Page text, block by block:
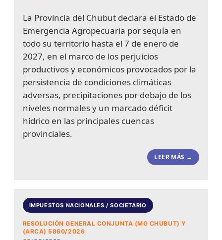
La Provincia del Chubut declara el Estado de
Emergencia Agropecuaria por sequía en
todo su territorio hasta el 7 de enero de
2027, en el marco de los perjuicios
productivos y económicos provocados por la
persistencia de condiciones climáticas
adversas, precipitaciones por debajo de los
niveles normales y un marcado déficit
hídrico en las principales cuencas
provinciales.
LEER MÁS →
IMPUESTOS NACIONALES / SOCIETARIO
RESOLUCIÓN GENERAL CONJUNTA (MG CHUBUT) Y
(ARCA) 5860/2026